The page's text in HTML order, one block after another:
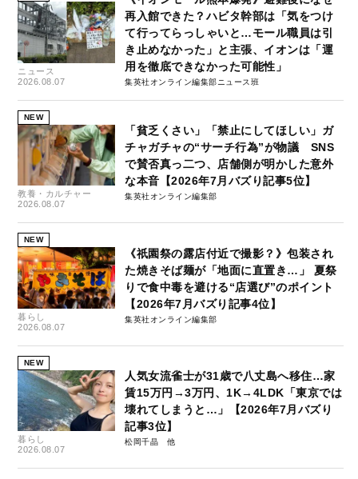
ニュース
2026.08.07
再入館できた？ハビタ幹部は「気をつけ
て行ってらっしゃいと…モール職員は引
き止めなかった」と主張、イオンは「運
用を徹底できなかった可能性」
集英社オンライン編集部ニュース班
NEW
教養・カルチャー
2026.08.07
「貧乏くさい」「禁止にしてほしい」ガ
チャガチャの“サーチ行為”が物議 SNS
で賛否真っ二つ、店舗側が明かした意外
な本音【2026年7月バズり記事5位】
集英社オンライン編集部
NEW
暮らし
2026.08.07
《祇園祭の露店付近で撮影？》包装され
た焼きそば麺が「地面に直置き…」 夏祭
りで食中毒を避ける“店選び”のポイント
【2026年7月バズり記事4位】
集英社オンライン編集部
NEW
暮らし
2026.08.07
人気女流雀士が31歳で八丈島へ移住…家
賃15万円→3万円、1K→4LDK「東京では
壊れてしまうと…」【2026年7月バズり
記事3位】
松岡千晶